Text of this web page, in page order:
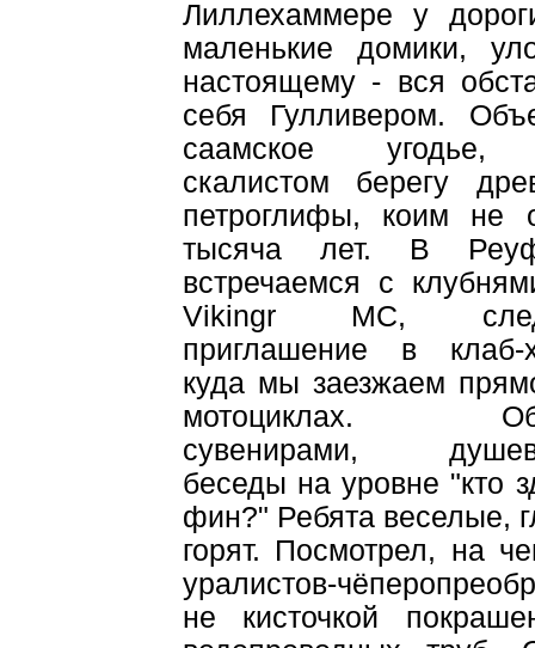
Лиллехаммере у
маленькие домики,
настоящему - вся
себя Гулливером.
саамское
скалистом берегу
петроглифы, коим не
тысяча лет. В
встречаемся с
Vikingr MC,
приглашение в клаб-
куда мы заезжаем
мотоциклах.
сувенирами,
беседы на уровне "кто
фин?" Ребята веселые,
горят. Посмотрел, на
уралистов-
не кисточкой